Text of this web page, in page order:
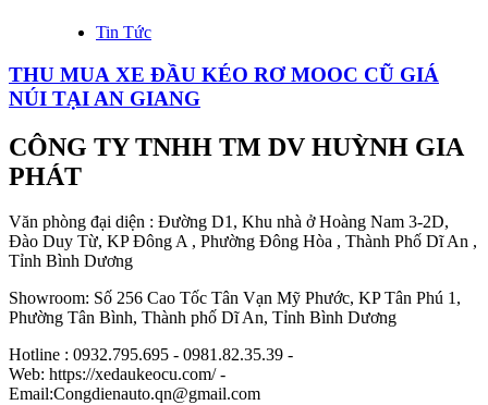
Tin Tức
THU MUA XE ĐẦU KÉO RƠ MOOC CŨ GIÁ
NÚI TẠI AN GIANG
CÔNG TY TNHH TM DV HUỲNH GIA
PHÁT
Văn phòng đại diện : Đường D1, Khu nhà ở Hoàng Nam 3-2D,
Đào Duy Từ, KP Đông A , Phường Đông Hòa , Thành Phố Dĩ An ,
Tỉnh Bình Dương
Showroom: Số 256 Cao Tốc Tân Vạn Mỹ Phước, KP Tân Phú 1,
Phường Tân Bình, Thành phố Dĩ An, Tỉnh Bình Dương
Hotline : 0932.795.695 - 0981.82.35.39 -
Web: https://xedaukeocu.com/ -
Email:Congdienauto.qn@gmail.com